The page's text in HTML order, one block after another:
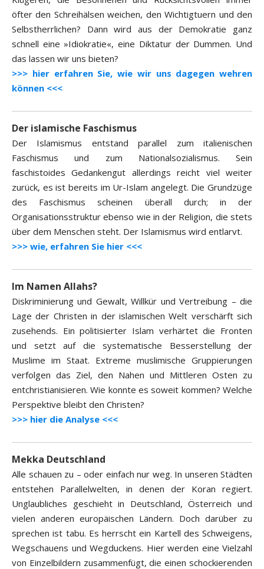
öfter den Schreihälsen weichen, den Wichtigtuern und den
Selbstherrlichen? Dann wird aus der Demokratie ganz
schnell eine »Idiokratie«, eine Diktatur der Dummen. Und
das lassen wir uns bieten?
>>> hier erfahren Sie, wie wir uns dagegen wehren
können <<<
Der islamische Faschismus
Der Islamismus entstand parallel zum italienischen
Faschismus und zum Nationalsozialismus. Sein
faschistoides Gedankengut allerdings reicht viel weiter
zurück, es ist bereits im Ur-Islam angelegt. Die Grundzüge
des Faschismus scheinen überall durch; in der
Organisationsstruktur ebenso wie in der Religion, die stets
über dem Menschen steht. Der Islamismus wird entlarvt.
>>> wie, erfahren Sie hier <<<
Im Namen Allahs?
Diskriminierung und Gewalt, Willkür und Vertreibung – die
Lage der Christen in der islamischen Welt verschärft sich
zusehends. Ein politisierter Islam verhärtet die Fronten
und setzt auf die systematische Besserstellung der
Muslime im Staat. Extreme muslimische Gruppierungen
verfolgen das Ziel, den Nahen und Mittleren Osten zu
entchristianisieren. Wie konnte es soweit kommen? Welche
Perspektive bleibt den Christen?
>>> hier die Analyse <<<
Mekka Deutschland
Alle schauen zu – oder einfach nur weg. In unseren Städten
entstehen Parallelwelten, in denen der Koran regiert.
Unglaubliches geschieht in Deutschland, Österreich und
vielen anderen europäischen Ländern. Doch darüber zu
sprechen ist tabu. Es herrscht ein Kartell des Schweigens,
Wegschauens und Wegduckens. Hier werden eine Vielzahl
von Einzelbildern zusammenfügt, die einen schockierenden